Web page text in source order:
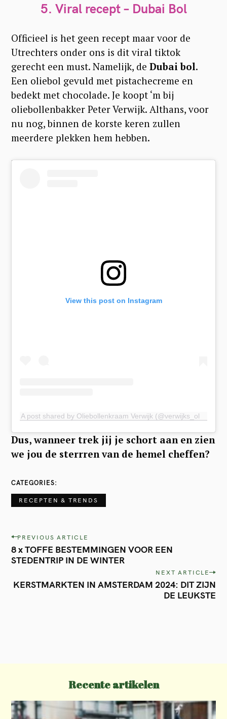
5. Viral recept – Dubai Bol
Officieel is het geen recept maar voor de
Utrechters onder ons is dit viral tiktok
gerecht een must. Namelijk, de Dubai bol.
Een oliebol gevuld met pistachecreme en
bedekt met chocolade. Je koopt ‘m bij
oliebollenbakker Peter Verwijk. Althans, voor
nu nog, binnen de korste keren zullen
meerdere plekken hem hebben.
View this post on Instagram
Dus, wanneer trek jij je schort aan en zien
we jou de sterrren van de hemel cheffen?
CATEGORIES
RECEPTEN & TRENDS
P
o
t
t
PREVIOUS ARTICLE
8 x TOFFE BESTEMMINGEN VOOR EEN
STEDENTRIP IN DE WINTER
NEXT ARTICLE
KERSTMARKTEN IN AMSTERDAM 2024: DIT ZIJN
DE LEUKSTE
Recente artikelen